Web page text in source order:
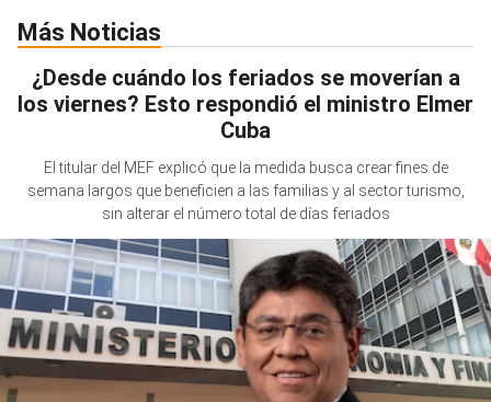
Más Noticias
¿Desde cuándo los feriados se moverían a
los viernes? Esto respondió el ministro Elmer
Cuba
El titular del MEF explicó que la medida busca crear fines de
semana largos que beneficien a las familias y al sector turismo,
sin alterar el número total de días feriados